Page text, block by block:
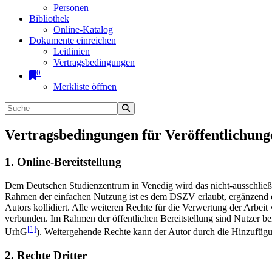
Personen
Bibliothek
Online-Katalog
Dokumente einreichen
Leitlinien
Vertragsbedingungen
0
Merkliste öffnen
Vertragsbedingungen für
1. Online-Bereitstellung
Dem Deutschen Studienzentrum in Venedig wird das nicht-
Rahmen der einfachen Nutzung ist es dem DSZV erlaubt,
Autors kollidiert. Alle weiteren Rechte für die Verwertung der
verbunden. Im Rahmen der öffentlichen Bereitstellung sind Nutzer
UrhG[1]). Weitergehende Rechte kann der Autor durch die
2. Rechte Dritter